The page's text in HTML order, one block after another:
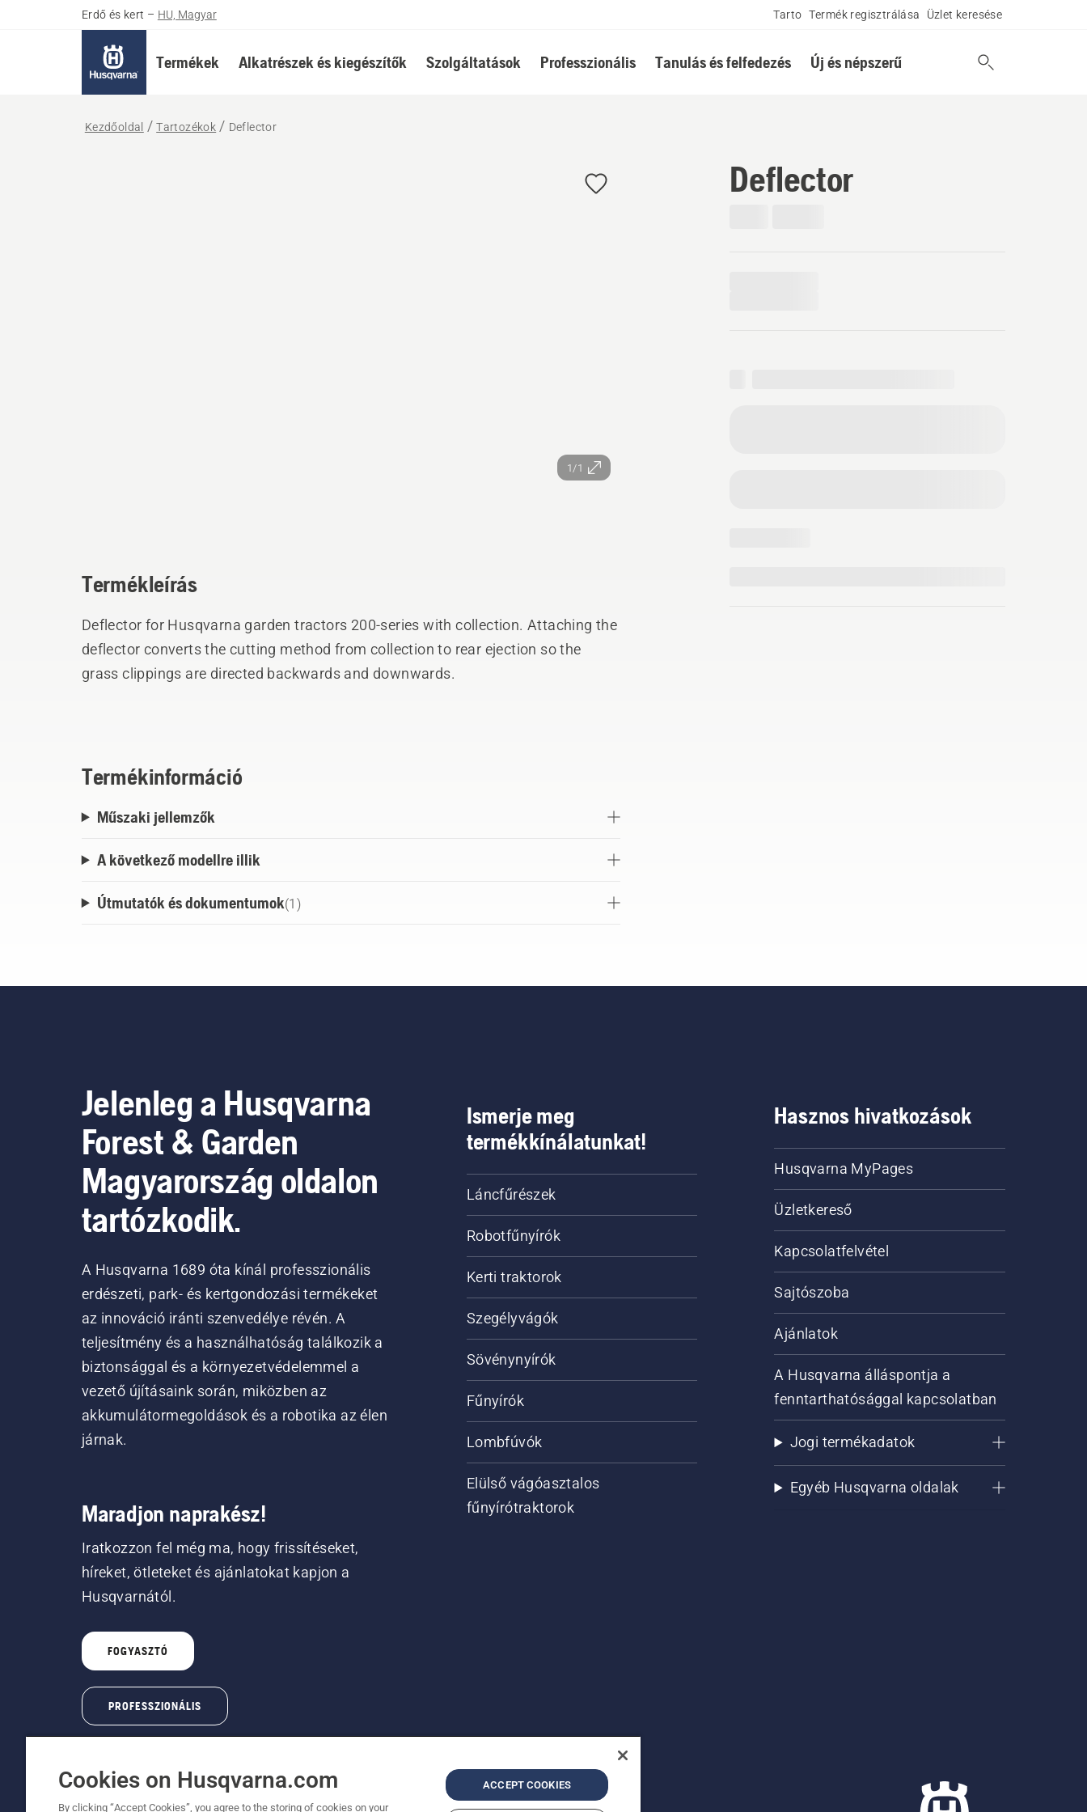
Erdő és kert – HU, Magyar Tarto Termék regisztrálása Üzlet keresése
Termékek Alkatrészek és kiegészítők Szolgáltatások Professzionális Tanulás és felfedezés Új és népszerű
Kezdőoldal Tartozékok Deflector
1/1
Deflector
Termékleírás
Deflector for Husqvarna garden tractors 200-series with collection. Attaching the
deflector converts the cutting method from collection to rear ejection so the
grass clippings are directed backwards and downwards.
Termékinformáció
Műszaki jellemzők
A következő modellre illik
Útmutatók és dokumentumok(1 )
Jelenleg a Husqvarna
Forest & Garden
Magyarország oldalon
tartózkodik.
A Husqvarna 1689 óta kínál professzionális
erdészeti, park- és kertgondozási termékeket
az innováció iránti szenvedélye révén. A
teljesítmény és a használhatóság találkozik a
biztonsággal és a környezetvédelemmel a
vezető újításaink során, miközben az
akkumulátormegoldások és a robotika az élen
járnak.
Maradjon naprakész!
Iratkozzon fel még ma, hogy frissítéseket,
híreket, ötleteket és ajánlatokat kapjon a
Husqvarnától.
FOGYASZTÓ
PROFESSZIONÁLIS
Ismerje meg
termékkínálatunkat!
Láncfűrészek
Robotfűnyírók
Kerti traktorok
Szegélyvágók
Sövénynyírók
Fűnyírók
Lombfúvók
Elülső vágóasztalos
fűnyírótraktorok
Hasznos hivatkozások
Husqvarna MyPages
Üzletkereső
Kapcsolatfelvétel
Sajtószoba
Ajánlatok
A Husqvarna álláspontja a
fenntarthatósággal kapcsolatban
Jogi termékadatok
Egyéb Husqvarna oldalak
Cookies on Husqvarna.com
By clicking “Accept Cookies”, you agree to the storing of cookies on your
ACCEPT COOKIES